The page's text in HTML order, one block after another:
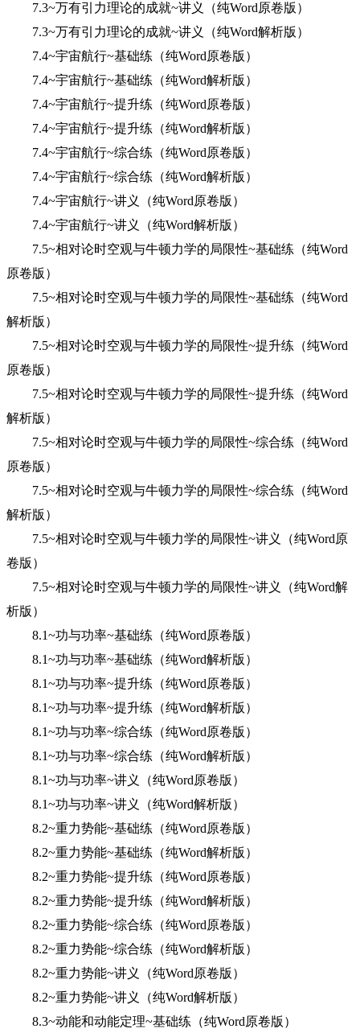
7.3~万有引力理论的成就~讲义（纯Word原卷版）
7.3~万有引力理论的成就~讲义（纯Word解析版）
7.4~宇宙航行~基础练（纯Word原卷版）
7.4~宇宙航行~基础练（纯Word解析版）
7.4~宇宙航行~提升练（纯Word原卷版）
7.4~宇宙航行~提升练（纯Word解析版）
7.4~宇宙航行~综合练（纯Word原卷版）
7.4~宇宙航行~综合练（纯Word解析版）
7.4~宇宙航行~讲义（纯Word原卷版）
7.4~宇宙航行~讲义（纯Word解析版）
7.5~相对论时空观与牛顿力学的局限性~基础练（纯Word
原卷版）
7.5~相对论时空观与牛顿力学的局限性~基础练（纯Word
解析版）
7.5~相对论时空观与牛顿力学的局限性~提升练（纯Word
原卷版）
7.5~相对论时空观与牛顿力学的局限性~提升练（纯Word
解析版）
7.5~相对论时空观与牛顿力学的局限性~综合练（纯Word
原卷版）
7.5~相对论时空观与牛顿力学的局限性~综合练（纯Word
解析版）
7.5~相对论时空观与牛顿力学的局限性~讲义（纯Word原
卷版）
7.5~相对论时空观与牛顿力学的局限性~讲义（纯Word解
析版）
8.1~功与功率~基础练（纯Word原卷版）
8.1~功与功率~基础练（纯Word解析版）
8.1~功与功率~提升练（纯Word原卷版）
8.1~功与功率~提升练（纯Word解析版）
8.1~功与功率~综合练（纯Word原卷版）
8.1~功与功率~综合练（纯Word解析版）
8.1~功与功率~讲义（纯Word原卷版）
8.1~功与功率~讲义（纯Word解析版）
8.2~重力势能~基础练（纯Word原卷版）
8.2~重力势能~基础练（纯Word解析版）
8.2~重力势能~提升练（纯Word原卷版）
8.2~重力势能~提升练（纯Word解析版）
8.2~重力势能~综合练（纯Word原卷版）
8.2~重力势能~综合练（纯Word解析版）
8.2~重力势能~讲义（纯Word原卷版）
8.2~重力势能~讲义（纯Word解析版）
8.3~动能和动能定理~基础练（纯Word原卷版）